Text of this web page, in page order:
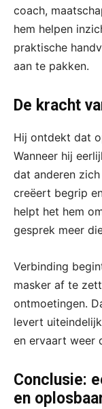
coach,
hem helpen
praktische
aan te pakken.
De kracht
Hij ontdekt dat
Wanneer hij
dat anderen
creëert begrip
helpt het hem
gesprek meer
Verbinding
masker af te
ontmoetingen.
levert
en ervaart weer
Conclusie:
en